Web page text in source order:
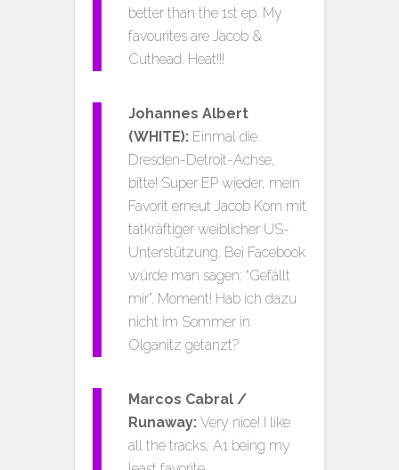
better than the 1st ep. My
favourites are Jacob &
Cuthead. Heat!!!
Johannes Albert
(WHITE): Einmal die
Dresden-Detroit-Achse,
bitte! Super EP wieder, mein
Favorit erneut Jacob Korn mit
tatkräftiger weiblicher US-
Unterstützung. Bei Facebook
würde man sagen: “Gefällt
mir”. Moment! Hab ich dazu
nicht im Sommer in
Olganitz getanzt?
Marcos Cabral /
Runaway: Very nice! I like
all the tracks, A1 being my